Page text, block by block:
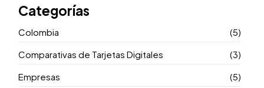
Categorías
Colombia
(5)
Comparativas de Tarjetas Digitales
(3)
Empresas
(5)